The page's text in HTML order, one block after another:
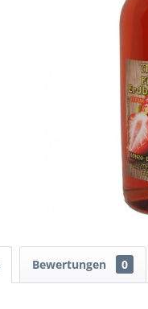
Bewertungen 0